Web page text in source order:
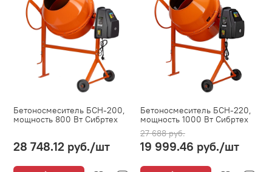
Бетоносмеситель БСН-200,
мощность 800 Вт Сибртех
28 748.12 руб./шт
Бетоносмеситель БСН-220,
мощность 1000 Вт Сибртех
27 688 руб.
19 999.46 руб./шт